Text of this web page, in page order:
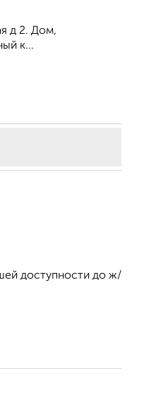
д 2. Дом,
к...
доступности до ж/